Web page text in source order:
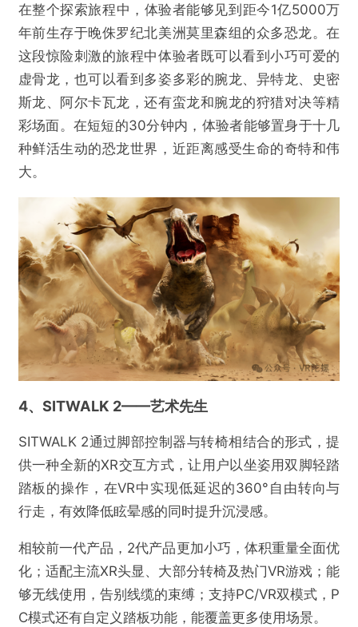
@VR陀螺
第三届XR开发者之夜8月1日上海启幕：共探VR
大空间生态商业化未来
在整个探索旅程中，体验者能够见到距今1亿5000万
年前生存于晚侏罗纪北美洲莫里森组的众多恐龙。在
这段惊险刺激的旅程中体验者既可以看到小巧可爱的
虚骨龙，也可以看到多姿多彩的腕龙、异特龙、史密
斯龙、阿尔卡瓦龙，还有蛮龙和腕龙的狩猎对决等精
彩场面。在短短的30分钟内，体验者能够置身于十几
种鲜活生动的恐龙世界，近距离感受生命的奇特和伟
大。
4、SITWALK 2——艺术先生
SITWALK 2通过脚部控制器与转椅相结合的形式，提
供一种全新的XR交互方式，让用户以坐姿用双脚轻踏
踏板的操作，在VR中实现低延迟的360°自由转向与
行走，有效降低眩晕感的同时提升沉浸感。
相较前一代产品，2代产品更加小巧，体积重量全面优
化；适配主流XR头显、大部分转椅及热门VR游戏；能
够无线使用，告别线缆的束缚；支持PC/VR双模式，P
C模式还有自定义踏板功能，能覆盖更多使用场景。